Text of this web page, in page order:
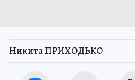
Никита ПРИХОДЬКО